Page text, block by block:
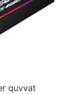
quvvat